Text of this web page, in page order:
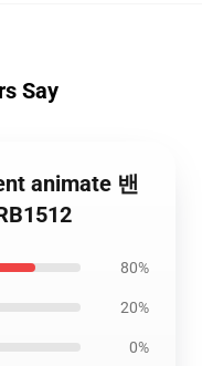
Say
animate 밴
80%
20%
0%